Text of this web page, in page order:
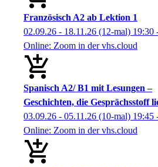
Französisch A2 ab Lektion 1
02.09.26 - 18.11.26 (12-mal) 19:30
Online: Zoom in der vhs.cloud
Spanisch A2/ B1 mit Lesungen –
Geschichten, die Gesprächsstoff
03.09.26 - 05.11.26 (10-mal) 19:45
Online: Zoom in der vhs.cloud